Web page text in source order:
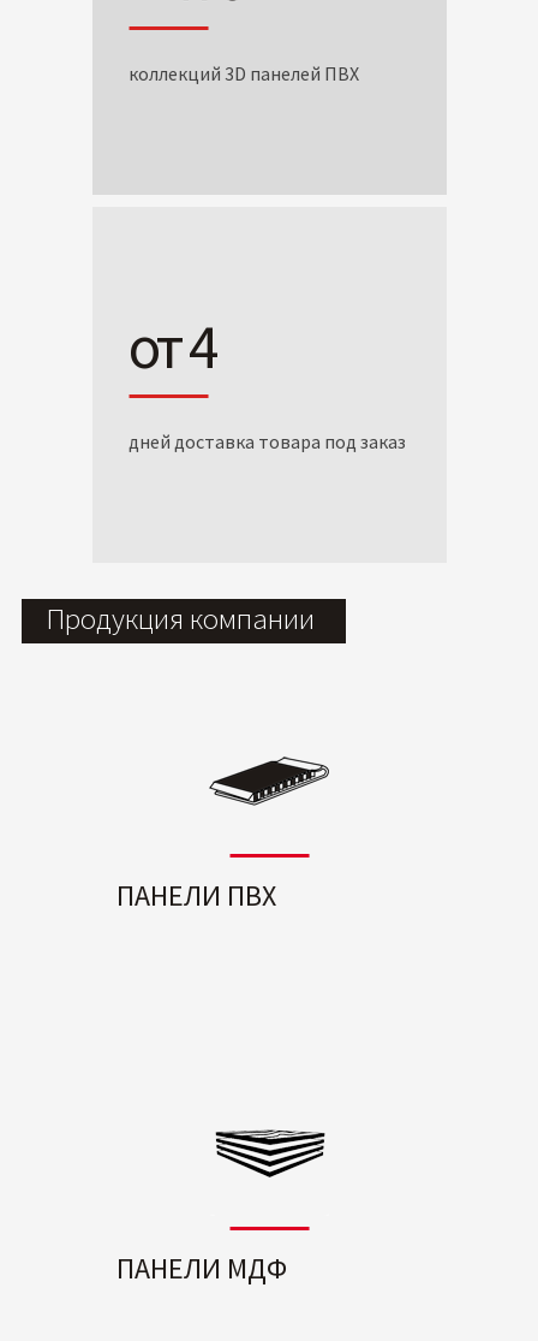
коллекций 3D панелей ПВХ
от 4
дней доставка товара под заказ
Продукция компании
ПАНЕЛИ ПВХ
ПАНЕЛИ МДФ